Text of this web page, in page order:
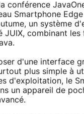
conférence
Smartphone
un système
JUIX, combinant les
d'une interface
plus simple à
d'exploitation, le
un appareil de